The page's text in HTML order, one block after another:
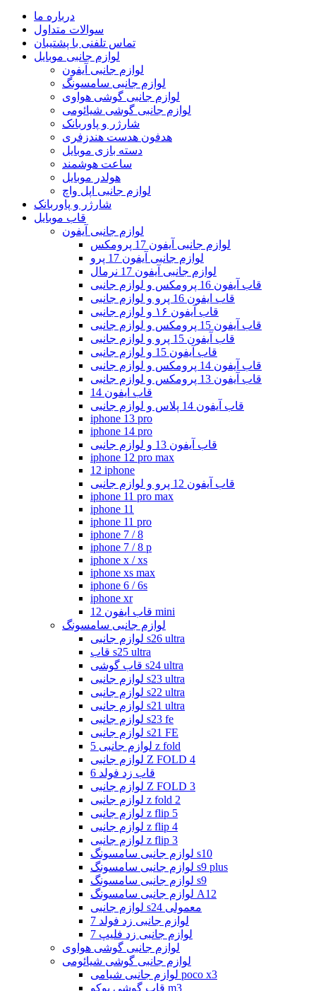
درباره ما
سوالات متداول
تماس تلفنی با پشتیبان
لوازم جانبی موبایل
لوازم جانبی آیفون
لوازم جانبی سامسونگ
لوازم جانبی گوشی هواوی
لوازم جانبی گوشی شیائومی
شارژر و پاوربانک
هدفون هدست هندزفری
دسته بازی موبایل
ساعت هوشمند
هولدر موبایل
لوازم جانبی اپل واچ
شارژر و پاوربانک
قاب موبایل
لوازم جانبی آیفون
لوازم جانبی آیفون 17 پرومکس
لوازم جانبی آیفون 17 پرو
لوازم جانبی آیفون 17 نرمال
قاب آیفون 16 پرومکس و لوازم جانبی
قاب ایفون 16 پرو و لوازم جانبی
قاب آیفون ۱۶ و لوازم جانبی
قاب آیفون 15 پرومکس و لوازم جانبی
قاب آیفون 15 پرو و لوازم جانبی
قاب آیفون 15 و لوازم جانبی
قاب آیفون 14 پرومکس و لوازم جانبی
قاب آیفون 13 پرومکس و لوازم جانبی
قاب ایفون 14
قاب آیفون 14 پلاس و لوازم جانبی
iphone 13 pro
iphone 14 pro
قاب آیفون 13 و لوازم جانبی
iphone 12 pro max
12 iphone
قاب آیفون 12 پرو و لوازم جانبی
iphone 11 pro max
iphone 11
iphone 11 pro
iphone 7 / 8
iphone 7 / 8 p
iphone x / xs
iphone xs max
iphone 6 / 6s
iphone xr
قاب ایفون 12 mini
لوازم جانبی سامسونگ
لوازم جانبی s26 ultra
قاب s25 ultra
قاب گوشی s24 ultra
لوازم جانبی s23 ultra
لوازم جانبی s22 ultra
لوازم جانبی s21 ultra
لوازم جانبی s23 fe
لوازم جانبی s21 FE
لوازم جانبی 5 z fold
لوازم جانبی Z FOLD 4
قاب زد فولد 6
لوازم جانبی Z FOLD 3
لوازم جانبی z fold 2
لوازم جانبی z flip 5
لوازم جانبی z flip 4
لوازم جانبی z flip 3
لوازم جانبی سامسونگ s10
لوازم جانبی سامسونگ s9 plus
لوازم جانبی سامسونگ s9
لوازم جانبی سامسونگ A12
لوازم جانبی s24 معمولی
لوازم جانبی زد فولد 7
لوازم جانبی زد فلیپ 7
لوازم جانبی گوشی هواوی
لوازم جانبی گوشی شیائومی
لوازم جانبی شیامی poco x3
قاب گوشی پوکو m3